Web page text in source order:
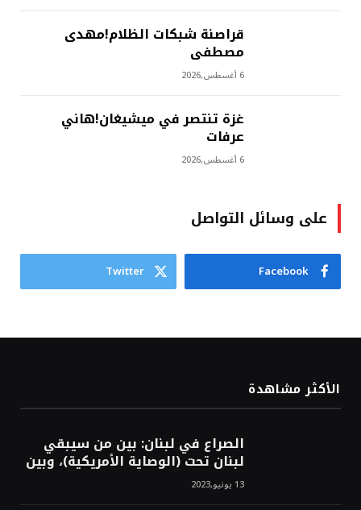
‫قراصنة شبكات الظلام!مهدى
مصطفى
6 أغسطس,2026
غزة تنتصر في ميشيغان!هاني
عرفات
6 أغسطس,2026
على وسائل التواصل
Facebook
Twitter
الأكثر مشاهدة
الصراع في لبنان: بين من سيبقي
لبنان تحت (الوصاية الأمريكية)، وبين
من سيخرج لبنان من النفق الغربي!
محمد محسن13 يونيو,2023